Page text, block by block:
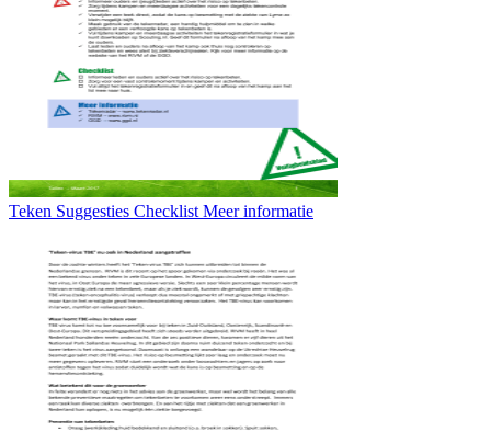
Teken Suggesties Checklist Meer informatie